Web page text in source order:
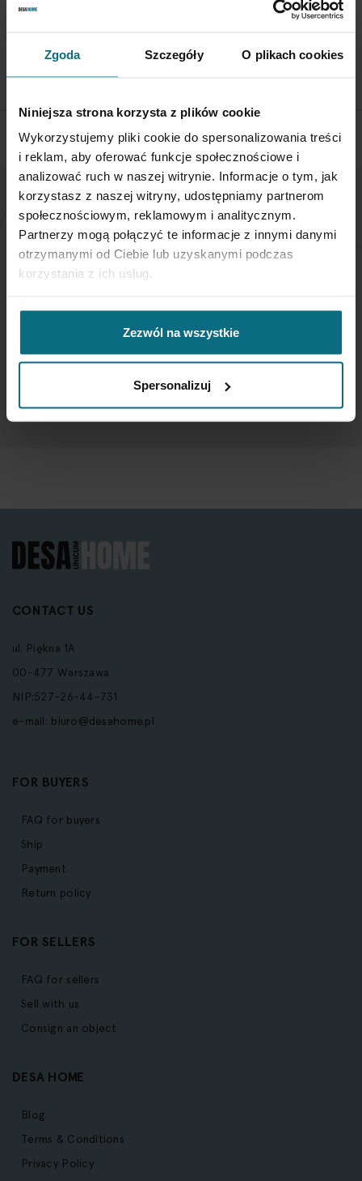
Zgoda Szczegóły O plikach cookies
Niniejsza strona korzysta z plików cookie
Wykorzystujemy pliki cookie do spersonalizowania treści
i reklam, aby oferować funkcje społecznościowe i
analizować ruch w naszej witrynie. Informacje o tym, jak
korzystasz z naszej witryny, udostępniamy partnerom
społecznościowym, reklamowym i analitycznym.
Partnerzy mogą połączyć te informacje z innymi danymi
otrzymanymi od Ciebie lub uzyskanymi podczas
korzystania z ich usług.
Zezwól na wszystkie
Spersonalizuj
RETURN POLICY
Department 3 days from the shipment arrival.
NEWSLETTER
If you want to be up to date, sign up to receive our
newsletter enter your email below.
for
SUBSCRIBE
CONTACT US
ul. Piękna 1A
00-477 Warszawa
NIP:527-26-44-731
e-mail: biuro@desahome.pl
FOR BUYERS
FAQ for buyers
Ship
Payment
Return policy
FOR SELLERS
FAQ for sellers
Sell with us
Consign an object
DESA HOME
Blog
Terms & Conditions
Privacy Policy